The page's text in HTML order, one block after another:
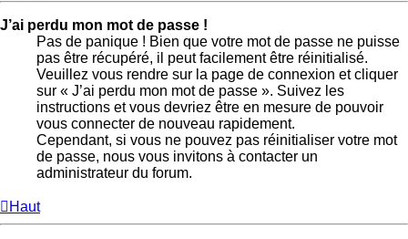
J’ai perdu mon mot de passe !
Pas de panique ! Bien que votre mot de passe ne puisse
pas être récupéré, il peut facilement être réinitialisé.
Veuillez vous rendre sur la page de connexion et cliquer
sur « J’ai perdu mon mot de passe ». Suivez les
instructions et vous devriez être en mesure de pouvoir
vous connecter de nouveau rapidement.
Cependant, si vous ne pouvez pas réinitialiser votre mot
de passe, nous vous invitons à contacter un
administrateur du forum.
Haut